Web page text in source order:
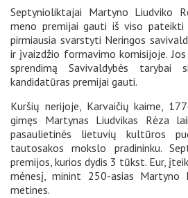
Septynioliktajai Martyno Liudviko
meno premijai gauti iš viso pateikti
pirmiausia svarstyti Neringos
ir įvaizdžio formavimo komisijoje.
sprendimą Savivaldybės tarybai
kandidatūras premijai gauti.
Kuršių nerijoje, Karvaičių kaime,
gimęs Martynas Liudvikas Rėza
pasaulietinės lietuvių kultūros
tautosakos mokslo pradininku.
premijos, kurios dydis 3 tūkst. Eur,
mėnesį, minint 250-asias Martyno
metines.